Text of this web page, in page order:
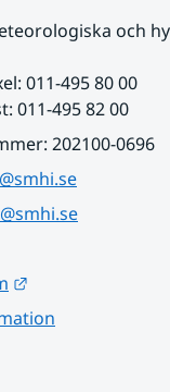
och
011-495 80 00
011-495 82 00
202100-0696